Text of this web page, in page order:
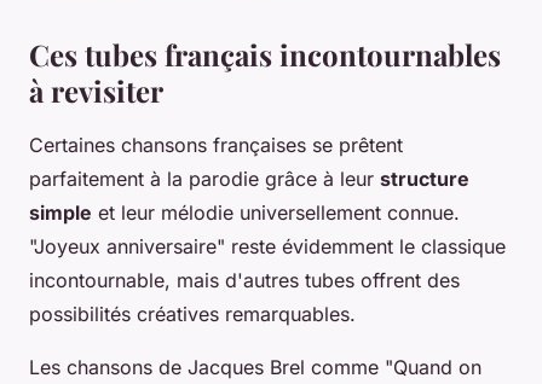
Ces tubes français incontournables
à revisiter
Certaines chansons françaises se prêtent
parfaitement à la parodie grâce à leur structure
simple et leur mélodie universellement connue.
"Joyeux anniversaire" reste évidemment le classique
incontournable, mais d'autres tubes offrent des
possibilités créatives remarquables.
Les chansons de Jacques Brel comme "Quand on